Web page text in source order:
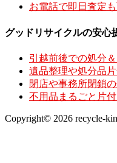
お電話で即日査定
グッドリサイクルの安心
引越前後での処分
遺品整理や処分品
閉店や事務所閉鎖
不用品まるごと片
Copyright© 2026 recycle-